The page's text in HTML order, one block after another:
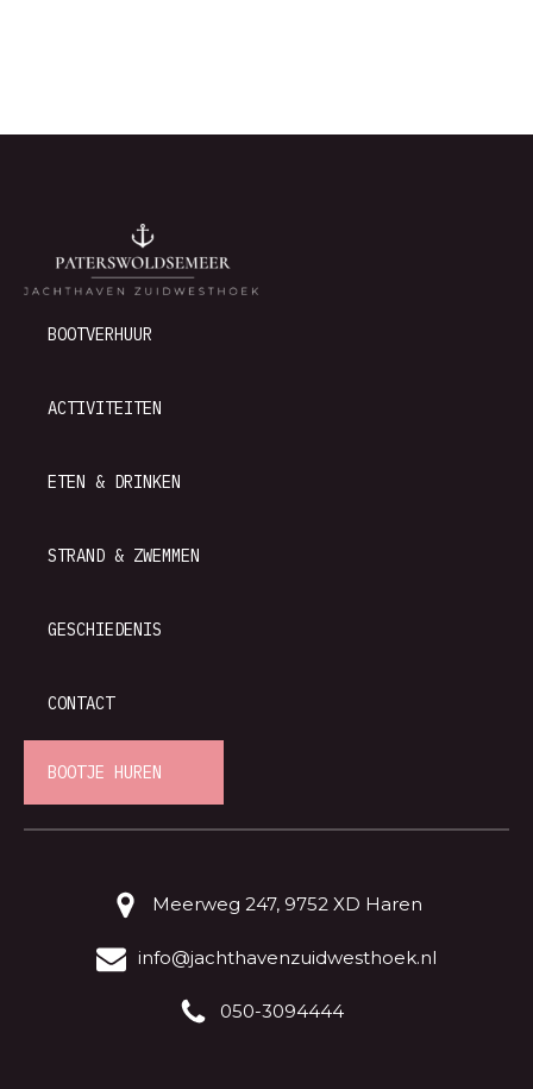
BOOTVERHUUR
ACTIVITEITEN
ETEN & DRINKEN
STRAND & ZWEMMEN
GESCHIEDENIS
CONTACT
BOOTJE HUREN
Meerweg 247, 9752 XD Haren
info@jachthavenzuidwesthoek.nl
050-3094444